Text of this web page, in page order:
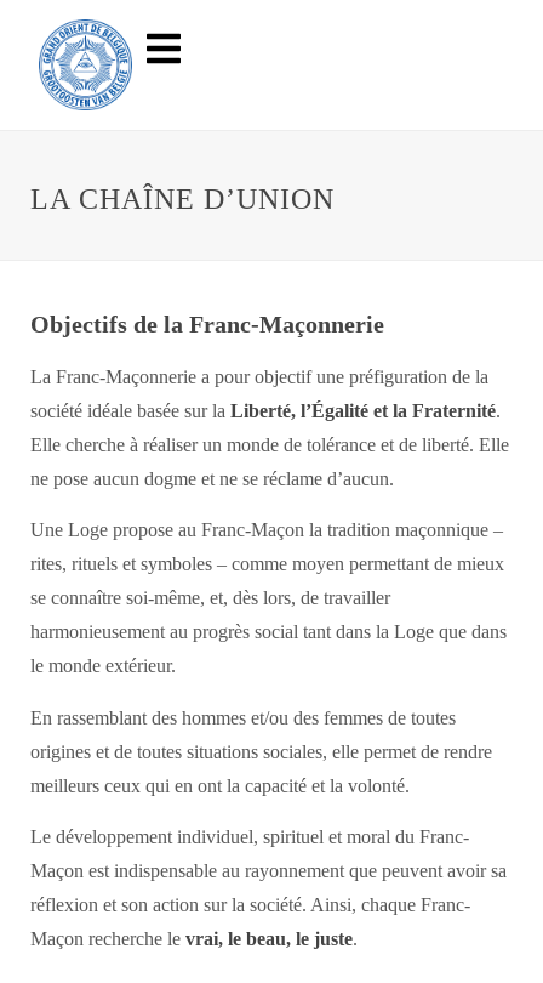
LA CHAÎNE D’UNION
Objectifs de la Franc-Maçonnerie
La Franc-Maçonnerie a pour objectif une préfiguration de la
société idéale basée sur la Liberté, l’Égalité et la Fraternité.
Elle cherche à réaliser un monde de tolérance et de liberté. Elle
ne pose aucun dogme et ne se réclame d’aucun.
Une Loge propose au Franc-Maçon la tradition maçonnique –
rites, rituels et symboles – comme moyen permettant de mieux
se connaître soi-même, et, dès lors, de travailler
harmonieusement au progrès social tant dans la Loge que dans
le monde extérieur.
En rassemblant des hommes et/ou des femmes de toutes
origines et de toutes situations sociales, elle permet de rendre
meilleurs ceux qui en ont la capacité et la volonté.
Le développement individuel, spirituel et moral du Franc-
Maçon est indispensable au rayonnement que peuvent avoir sa
réflexion et son action sur la société. Ainsi, chaque Franc-
Maçon recherche le vrai, le beau, le juste.